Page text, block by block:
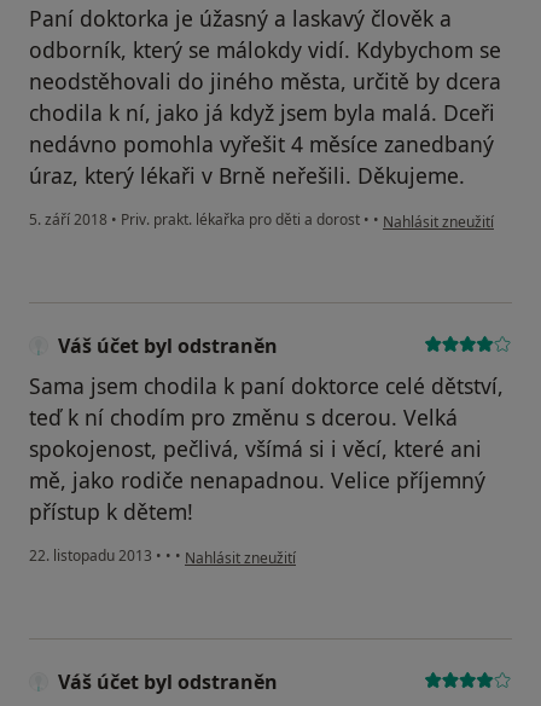
Paní doktorka je úžasný a laskavý člověk a
odborník, který se málokdy vidí. Kdybychom se
neodstěhovali do jiného města, určitě by dcera
chodila k ní, jako já když jsem byla malá. Dceři
nedávno pomohla vyřešit 4 měsíce zanedbaný
úraz, který lékaři v Brně neřešili. Děkujeme.
5. září 2018 • Priv. prakt. lékařka pro děti a dorost • • podle názoru uživatele
Nahlásit zneužití
Váš účet byl odstraněn
Sama jsem chodila k paní doktorce celé dětství,
teď k ní chodím pro změnu s dcerou. Velká
spokojenost, pečlivá, všímá si i věcí, které ani
mě, jako rodiče nenapadnou. Velice příjemný
přístup k dětem!
22. listopadu 2013 • • • podle názoru uživatele Váš účet byl odstraněn
Nahlásit zneužití
Váš účet byl odstraněn